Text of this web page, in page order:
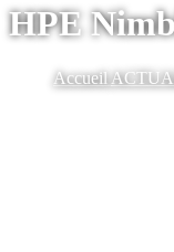
HPE
Accueil